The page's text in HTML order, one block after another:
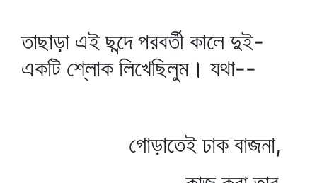
তাছাড়া এই ছন্দে পরবর্তী কালে দুই-
একটি শ্লোক লিখেছিলুম। যথা--
গোড়াতেই ঢাক বাজনা,